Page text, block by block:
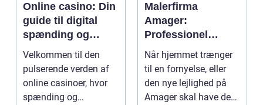
Online casino: Din
guide til digital
spænding og
underholdning
Velkommen til den
pulserende verden af
online casinoer, hvor
spænding og
Malerfirma
Amager:
Professionel
malerservice hvor
kvalitet er i
højsædet
Når hjemmet trænger
til en fornyelse, eller
den nye lejlighed på
Amager skal have den